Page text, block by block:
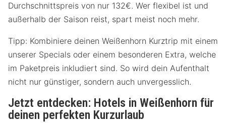
Durchschnittspreis von nur 132€. Wer flexibel ist und
außerhalb der Saison reist, spart meist noch mehr.
Tipp: Kombiniere deinen Weißenhorn Kurztrip mit einem
unserer Specials oder einem besonderen Extra, welche
im Paketpreis inkludiert sind. So wird dein Aufenthalt
nicht nur günstiger, sondern auch unvergesslich.
Jetzt entdecken: Hotels in Weißenhorn für
deinen perfekten Kurzurlaub